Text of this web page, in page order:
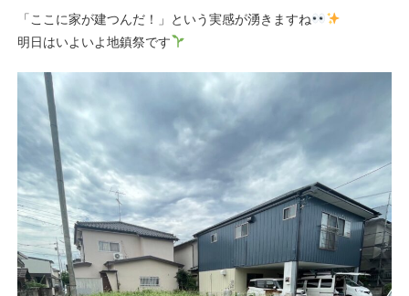
「ここに家が建つんだ！」という実感が湧きますね
明日はいよいよ地鎮祭です